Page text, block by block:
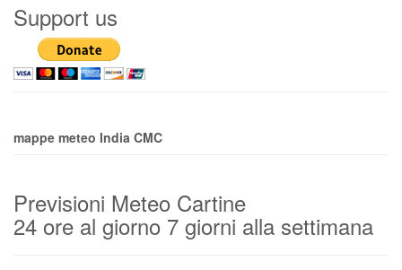
Support us
mappe meteo India CMC
Previsioni Meteo Cartine
24 ore al giorno 7 giorni alla settimana